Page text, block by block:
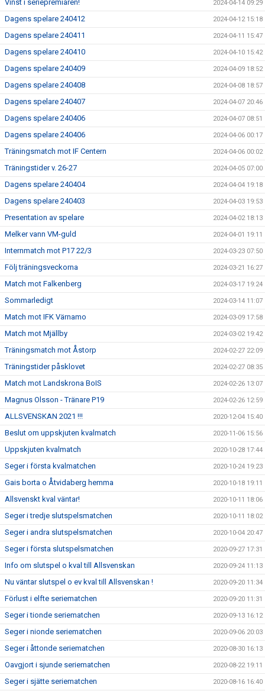
Vinst i seriepremiären! 2024-04-14 09:29
Dagens spelare 240412 2024-04-12 15:18
Dagens spelare 240411 2024-04-11 15:47
Dagens spelare 240410 2024-04-10 15:42
Dagens spelare 240409 2024-04-09 18:52
Dagens spelare 240408 2024-04-08 18:57
Dagens spelare 240407 2024-04-07 20:46
Dagens spelare 240406 2024-04-07 08:51
Dagens spelare 240406 2024-04-06 00:17
Träningsmatch mot IF Centern 2024-04-06 00:02
Träningstider v. 26-27 2024-04-05 07:00
Dagens spelare 240404 2024-04-04 19:18
Dagens spelare 240403 2024-04-03 19:53
Presentation av spelare 2024-04-02 18:13
Melker vann VM-guld 2024-04-01 19:11
Internmatch mot P17 22/3 2024-03-23 07:50
Följ träningsveckorna 2024-03-21 16:27
Match mot Falkenberg 2024-03-17 19:24
Sommarledigt 2024-03-14 11:07
Match mot IFK Värnamo 2024-03-09 17:58
Match mot Mjällby 2024-03-02 19:42
Träningsmatch mot Åstorp 2024-02-27 22:09
Träningstider påsklovet 2024-02-27 08:35
Match mot Landskrona BoIS 2024-02-26 13:07
Magnus Olsson - Tränare P19 2024-02-26 12:59
ALLSVENSKAN 2021 !!! 2020-12-04 15:40
Beslut om uppskjuten kvalmatch 2020-11-06 15:56
Uppskjuten kvalmatch 2020-10-28 17:44
Seger i första kvalmatchen 2020-10-24 19:23
Gais borta o Åtvidaberg hemma 2020-10-18 19:11
Allsvenskt kval väntar! 2020-10-11 18:06
Seger i tredje slutspelsmatchen 2020-10-11 18:02
Seger i andra slutspelsmatchen 2020-10-04 20:47
Seger i första slutspelsmatchen 2020-09-27 17:31
Info om slutspel o kval till Allsvenskan 2020-09-24 11:13
Nu väntar slutspel o ev kval till Allsvenskan ! 2020-09-20 11:34
Förlust i elfte seriematchen 2020-09-20 11:31
Seger i tionde seriematchen 2020-09-13 16:12
Seger i nionde seriematchen 2020-09-06 20:03
Seger i åttonde seriematchen 2020-08-30 16:13
Oavgjort i sjunde seriematchen 2020-08-22 19:11
Seger i sjätte seriematchen 2020-08-16 16:40